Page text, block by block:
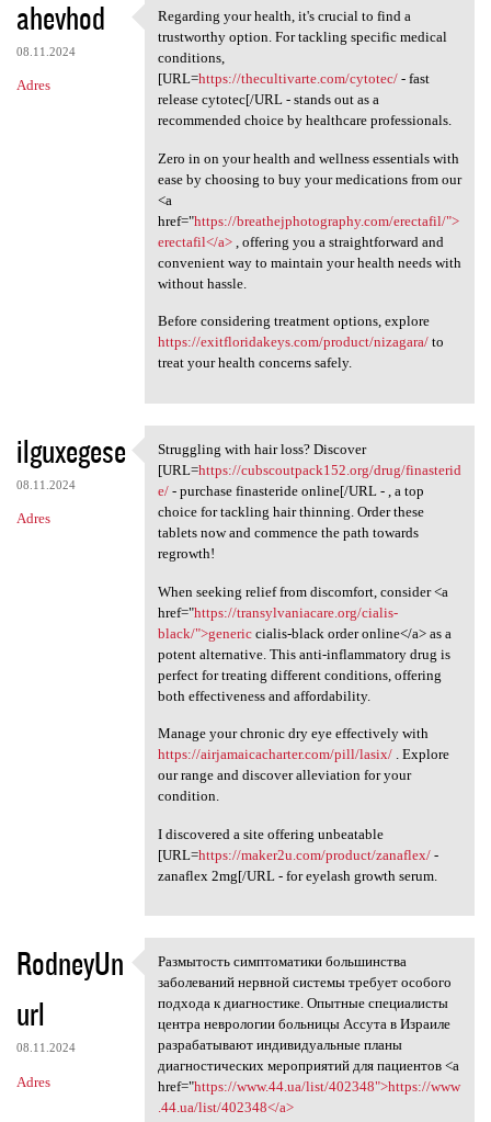
ahevhod
08.11.2024
Adres
Regarding your health, it's
Regarding your health, it's crucial to find a
trustworthy option. For tackling specific medical
conditions,
[URL=https://thecultivarte.com/cytotec/- fast
release cytotec[/URL - stands out as a
recommended choice by healthcare professionals.
Zero in on your health and wellness essentials with
ease by choosing to buy your medications from our
<a
href="https://breathejphotography.com/erectafil/">
erectafil</a>, offering you a straightforward and
convenient way to maintain your health needs with
without hassle.
Before considering treatment options, explore
https://exitfloridakeys.com/product/nizagara/to
treat your health concerns safely.
ilguxegese
08.11.2024
Adres
Struggling with hair loss?
Struggling with hair loss? Discover
[URL=https://cubscoutpack152.org/drug/finasterid
e/- purchase finasteride online[/URL - , a top
choice for tackling hair thinning. Order these
tablets now and commence the path towards
regrowth!
When seeking relief from discomfort, consider <a
href="https://transylvaniacare.org/cialis-
black/">genericcialis-black order online</a> as a
potent alternative. This anti-inflammatory drug is
perfect for treating different conditions, offering
both effectiveness and affordability.
Manage your chronic dry eye effectively with
https://airjamaicacharter.com/pill/lasix/. Explore
our range and discover alleviation for your
condition.
I discovered a site offering unbeatable
[URL=https://maker2u.com/product/zanaflex/-
zanaflex 2mg[/URL - for eyelash growth serum.
RodneyUn
url
08.11.2024
Adres
Размытость симптоматики
Размытость симптоматики большинства
заболеваний нервной системы требует особого
подхода к диагностике. Опытные специалисты
центра неврологии больницы Ассута в Израиле
разрабатывают индивидуальные планы
диагностических мероприятий для пациентов <a
href="https://www.44.ua/list/402348">https://www
.44.ua/list/402348</a>